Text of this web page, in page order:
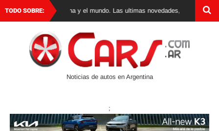
TODO SOBRE:
0 km en Argentina y el mundo. Las ultimas novedades, lanzamientos y
Noticias de autos en Argentina
;